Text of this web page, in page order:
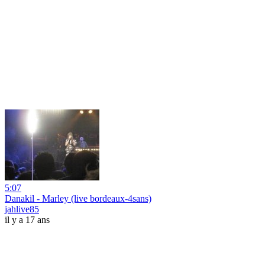
5:07
Danakil - Marley (live bordeaux-4sans)
jahlive85
il y a 17 ans